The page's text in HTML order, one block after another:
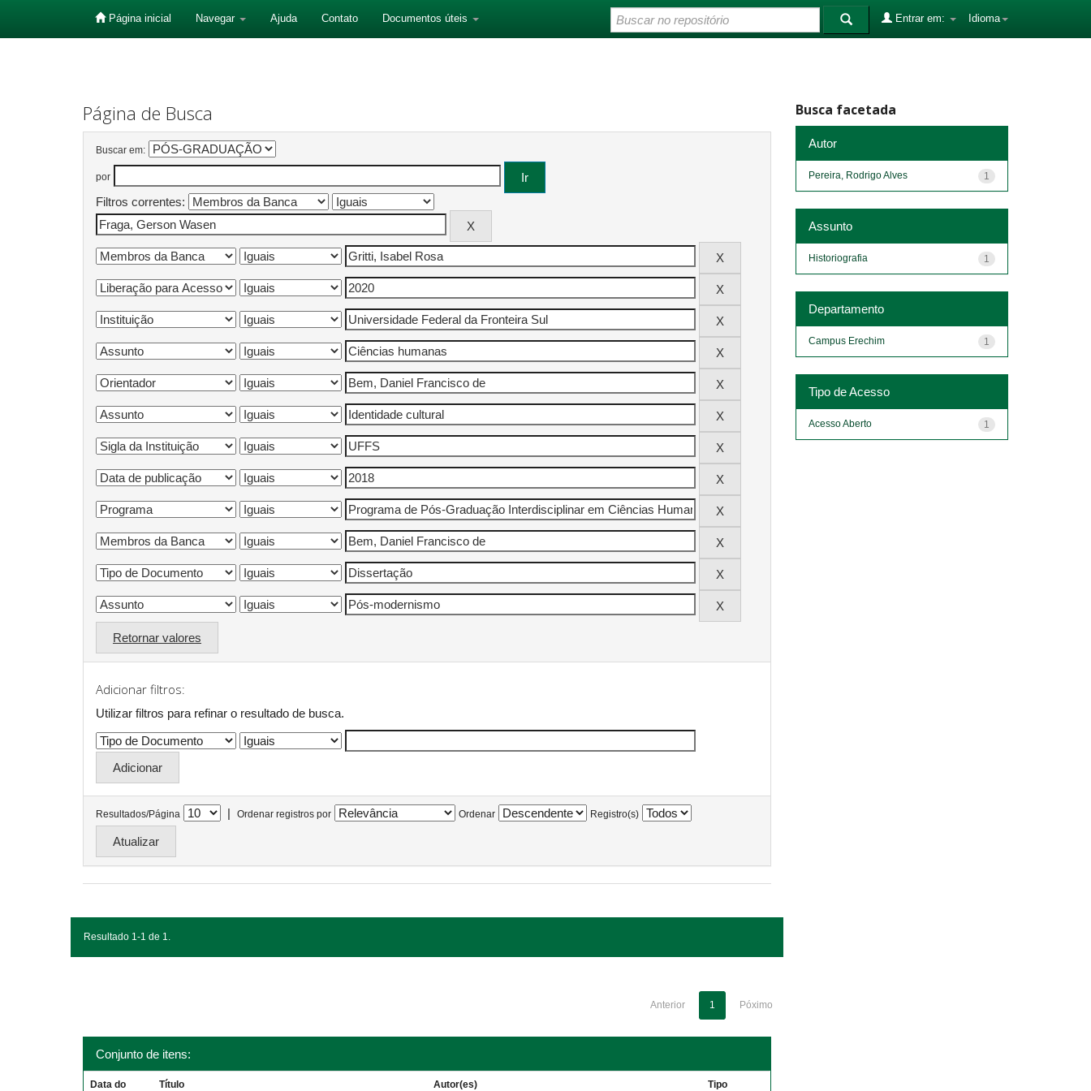
Página inicial Navegar Ajuda Contato Documentos úteis Idioma
Entrar em:
Página de Busca
Buscar em:
por
Filtros correntes:
Retornar valores
Adicionar filtros:
Utilizar filtros para refinar o resultado de busca.
Resultados/Página | Ordenar registros por Ordenar Registro(s)
Resultado 1-1 de 1.
Anterior 1 Póximo
Conjunto de itens:
Data do Título Autor(es) Tipo
Busca facetada
Autor
1
Pereira, Rodrigo Alves
Assunto
1
Historiografia
Departamento
1
Campus Erechim
Tipo de Acesso
1
Acesso Aberto